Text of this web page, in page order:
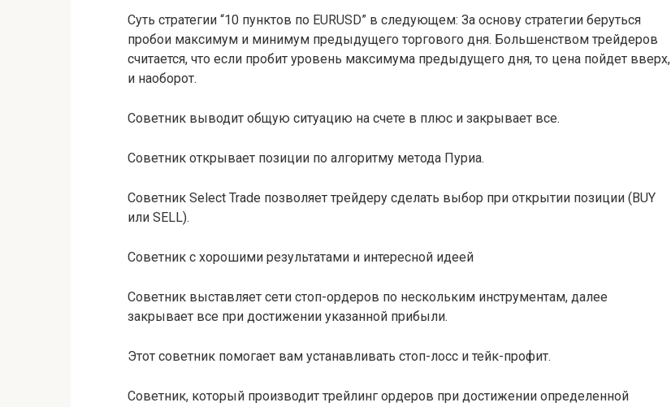
Суть стратегии “10 пунктов по EURUSD” в следующем: За основу стратегии беруться
пробои максимум и минимум предыдущего торгового дня. Большенством трейдеров
считается, что если пробит уровень максимума предыдущего дня, то цена пойдет вверх,
и наоборот.
Советник выводит общую ситуацию на счете в плюс и закрывает все.
Советник открывает позиции по алгоритму метода Пуриа.
Советник Select Trade позволяет трейдеру сделать выбор при открытии позиции (BUY
или SELL).
Советник с хорошими результатами и интересной идеей
Советник выставляет сети стоп-ордеров по нескольким инструментам, далее
закрывает все при достижении указанной прибыли.
Этот советник помогает вам устанавливать стоп-лосс и тейк-профит.
Советник, который производит трейлинг ордеров при достижении определенной